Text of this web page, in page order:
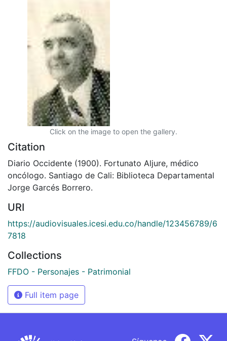
Click on the image to open the gallery.
Citation
Diario Occidente (1900). Fortunato Aljure, médico
oncólogo. Santiago de Cali: Biblioteca Departamental
Jorge Garcés Borrero.
URI
https://audiovisuales.icesi.edu.co/handle/123456789/6
7818
Collections
FFDO - Personajes - Patrimonial
Full item page